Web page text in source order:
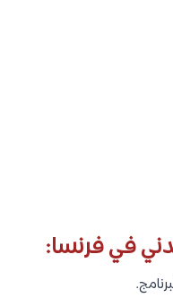
في فرنسا: